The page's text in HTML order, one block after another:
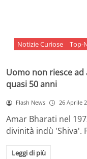
Notizie Curiose Top-
Uomo non riesce
quasi 50 anni
Flash News 26 Aprile
Amar Bharati nel
divinità indù 'Shiva'.
Leggi di più